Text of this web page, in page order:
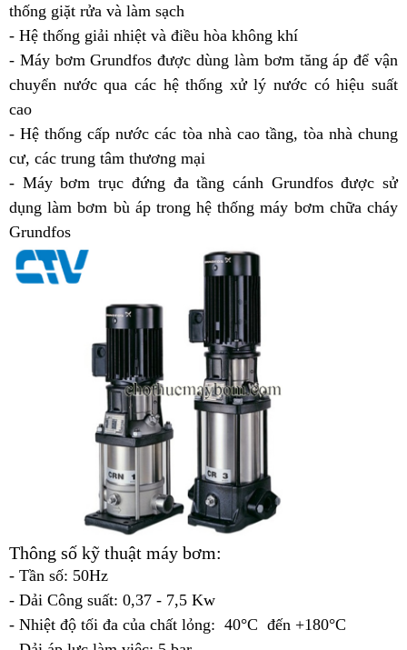
thống giặt rửa và làm sạch
- Hệ thống giải nhiệt và điều hòa không khí
- Máy bơm Grundfos được dùng làm bơm tăng áp để vận
chuyển nước qua các hệ thống xử lý nước có hiệu suất
cao
- Hệ thống cấp nước các tòa nhà cao tầng, tòa nhà chung
cư, các trung tâm thương mại
- Máy bơm trục đứng đa tầng cánh Grundfos được sử
dụng làm bơm bù áp trong hệ thống máy bơm chữa cháy
Grundfos
Thông số kỹ thuật máy bơm:
- Tần số: 50Hz
- Dải Công suất: 0,37 - 7,5 Kw
- Nhiệt độ tối đa của chất lỏng: 40°C đến +180°C